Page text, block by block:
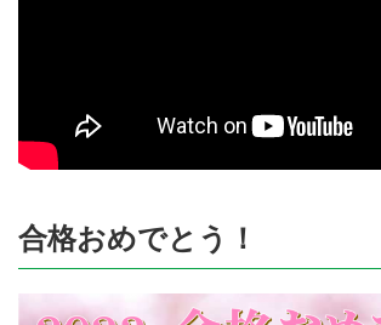
合格おめでとう！